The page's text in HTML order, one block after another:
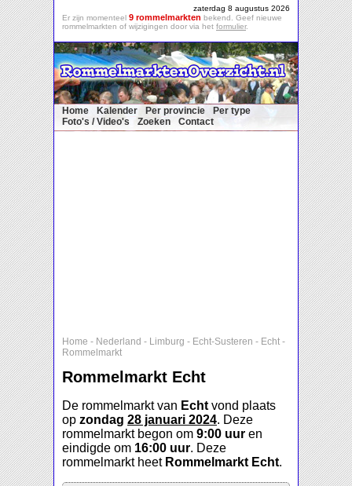
zaterdag 8 augustus 2026
Er zijn momenteel 9 rommelmarkten bekend. Geef nieuwe
rommelmarkten of wijzigingen door via het formulier.
Home Kalender Per provincie
Per type
Foto's / Video's
Zoeken Contact
Home - Nederland - Limburg - Echt-Susteren - Echt -
Rommelmarkt
Rommelmarkt Echt
De rommelmarkt van Echt vond plaats
op zondag 28 januari 2024. Deze
rommelmarkt begon om 9:00 uur en
eindigde om 16:00 uur. Deze
rommelmarkt heet Rommelmarkt Echt.